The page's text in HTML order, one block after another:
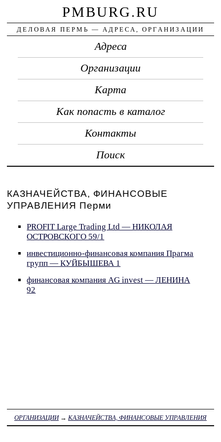
PMBURG.RU
ДЕЛОВАЯ ПЕРМЬ — АДРЕСА, ОРГАНИЗАЦИИ
Адреса
Организации
Карта
Как попасть в каталог
Контакты
Поиск
КАЗНАЧЕЙСТВА, ФИНАНСОВЫЕ
УПРАВЛЕНИЯ Перми
PROFIT Large Trading Ltd — НИКОЛАЯ
ОСТРОВСКОГО 59/1
инвестиционно-финансовая компания Прагма
групп — КУЙБЫШЕВА 1
финансовая компания AG invest — ЛЕНИНА
92
ОРГАНИЗАЦИИ→ КАЗНАЧЕЙСТВА, ФИНАНСОВЫЕ УПРАВЛЕНИЯ